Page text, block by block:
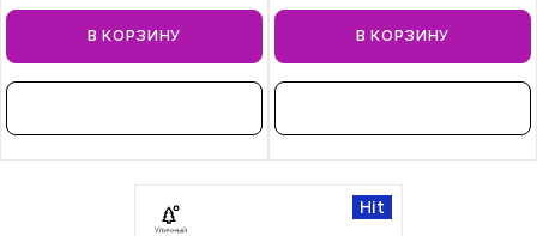
В КОРЗИНУ В КОРЗИНУ
Hit